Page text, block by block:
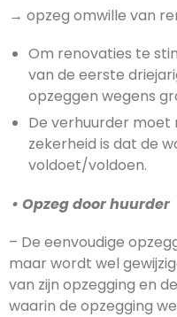
→ opzeg omwille van
Om renovaties te
van de eerste
opzeggen wegens
De verhuurder
zekerheid is dat de
voldoet/voldoen.
• Opzeg door huurder
– De eenvoudige
maar wordt wel
van zijn opzegging en
waarin de opzegging